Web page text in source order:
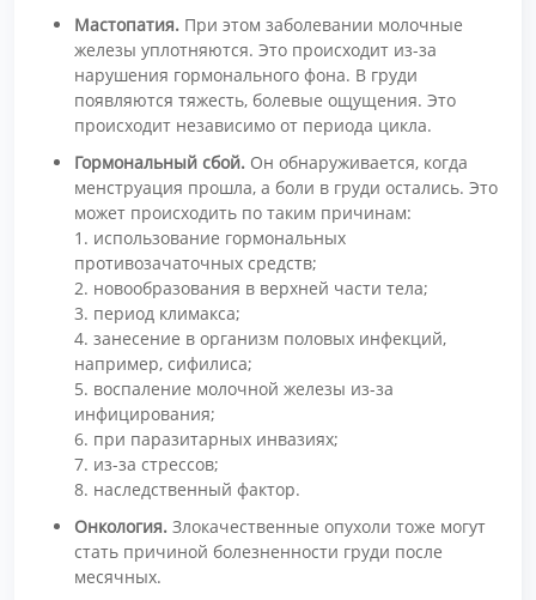
Мастопатия. При этом заболевании молочные
железы уплотняются. Это происходит из-за
нарушения гормонального фона. В груди
появляются тяжесть, болевые ощущения. Это
происходит независимо от периода цикла.
Гормональный сбой. Он обнаруживается, когда
менструация прошла, а боли в груди остались. Это
может происходить по таким причинам:
1. использование гормональных
противозачаточных средств;
2. новообразования в верхней части тела;
3. период климакса;
4. занесение в организм половых инфекций,
например, сифилиса;
5. воспаление молочной железы из-за
инфицирования;
6. при паразитарных инвазиях;
7. из-за стрессов;
8. наследственный фактор.
Онкология. Злокачественные опухоли тоже могут
стать причиной болезненности груди после
месячных.